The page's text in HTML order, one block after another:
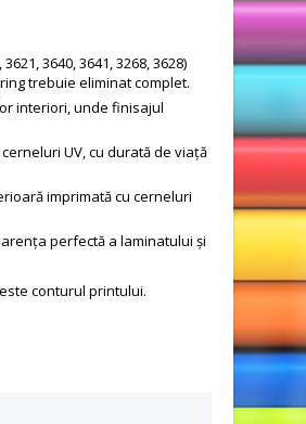
3640, 3641, 3268, 3628)
trebuie eliminat complet.
interiori, unde finisajul
UV, cu durată de viață
imprimată cu cerneluri
perfectă a laminatului și
conturul printului.